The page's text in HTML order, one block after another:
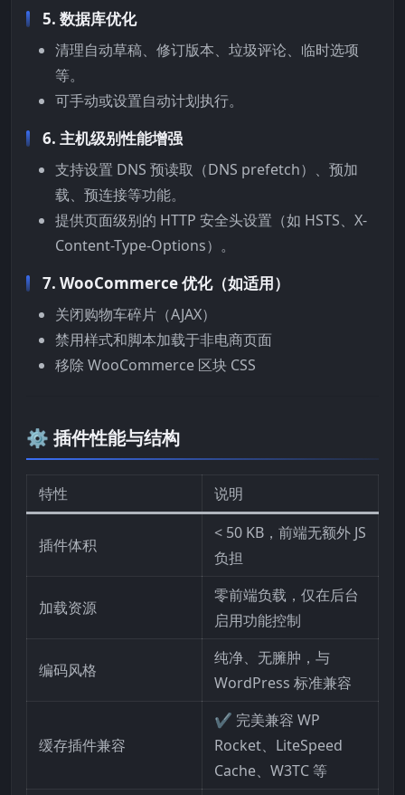
5. 数据库优化
清理自动草稿、修订版本、垃圾评论、临时选项
等。
可手动或设置自动计划执行。
6. 主机级别性能增强
支持设置 DNS 预读取（DNS prefetch）、预加
载、预连接等功能。
提供页面级别的 HTTP 安全头设置（如 HSTS、X-
Content-Type-Options）。
7. WooCommerce 优化（如适用）
关闭购物车碎片（AJAX）
禁用样式和脚本加载于非电商页面
移除 WooCommerce 区块 CSS
⚙️ 插件性能与结构
特性 说明
插件体积
< 50 KB，前端无额外 JS
负担
加载资源
零前端负载，仅在后台
启用功能控制
编码风格
纯净、无臃肿，与
WordPress 标准兼容
缓存插件兼容
✔ 完美兼容 WP
Rocket、LiteSpeed
Cache、W3TC 等